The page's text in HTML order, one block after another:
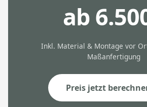
ab
Inkl. Material & Montage vor
Maßanfertigung
Preis jetzt